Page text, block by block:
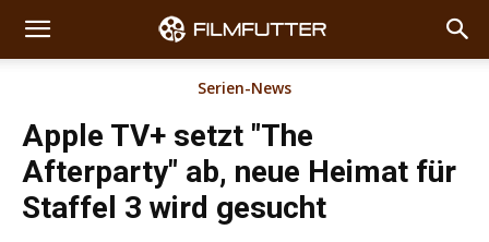
Serien-News
Apple TV+ setzt "The
Afterparty" ab, neue Heimat für
Staffel 3 wird gesucht